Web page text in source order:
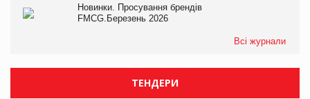
Новинки. Просування брендів
FMCG.Березень 2026
Всі журнали
ТЕНДЕРИ